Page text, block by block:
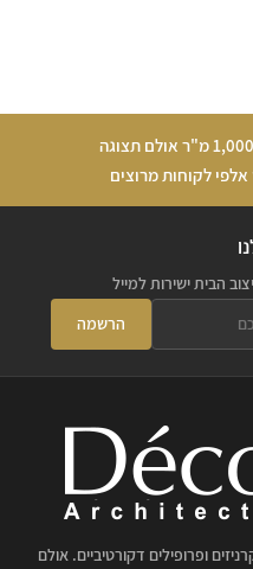
אלפי לקוחות מרוצים
הבית ישירות למייל
הרשמה
ופרופילים דקורטיביים. אולם